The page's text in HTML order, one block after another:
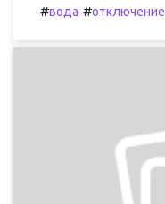
#вода #отключение